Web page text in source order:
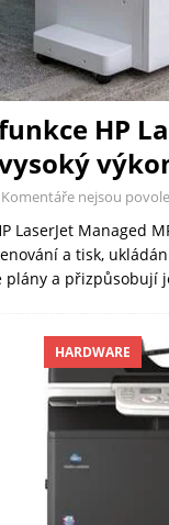
HP
vysoký
Komentáře nejsou
LaserJet Managed
a tisk,
plány a přizpůsobují
HARDWARE